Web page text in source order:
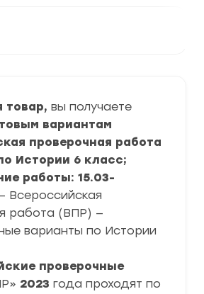
товар, вы получаете
вариантам
проверочная работа
Истории 6 класс;
работы: 15.03-
Всероссийская
работа (ВПР) —
варианты по Истории
проверочные
2023 года проходят по